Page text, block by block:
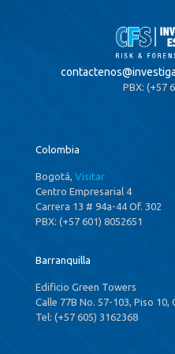
contactenos@
PBX: (+57
Colombia
Bogotá, Visitar
Centro Empresarial 4
Carrera 13 # 94a-44 Of. 302
PBX: (+57 601) 8052651
Barranquilla
Edificio Green Towers
Calle 77B No. 57-103, Piso 10,
Tel: (+57 605) 3162368